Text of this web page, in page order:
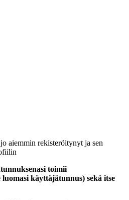
aiemmin rekisteröitynyt ja sen
toimii
luomasi käyttäjätunnus) sekä itse